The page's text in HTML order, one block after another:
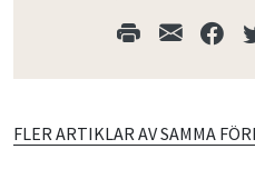
FLER ARTIKLAR AV SAMMA